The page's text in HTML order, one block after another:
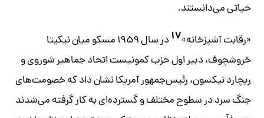
حیاتی می‌دانستند.
«رقابت آشپزخانه»۱۷
در سال ۱۹۵۹ مسکو میان نیکیتا
خروشچوف، دبیر اول حزب کمونیست اتحاد جماهیر شوروی و
ریچارد نیکسون، رئیس‌جمهور آمریکا نشان داد که خصومت‌های
جنگ سرد در سطوح مختلف و گسترده‌ای به کار گرفته می‌شدند